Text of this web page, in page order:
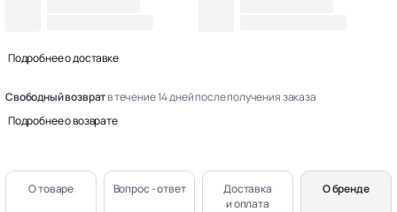
Подробнее о доставке
Свободный возвратв течение 14 дней после получения заказа
Подробнее о возврате
О товаре Вопрос - ответ
Доставка
и оплата
О бренде